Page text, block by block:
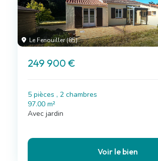
Le Fenouiller (85)
249 900 €
5 pièces , 2 chambres
97.00 m²
Avec jardin
Voir le bien